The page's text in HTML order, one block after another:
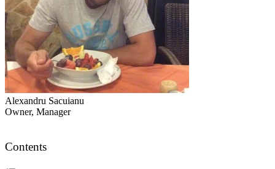
Alexandru Sacuianu
Owner, Manager
Contents